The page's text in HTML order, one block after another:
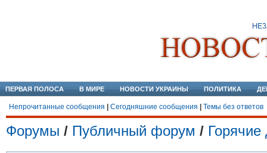
ПЕРВАЯ ПОЛОСА В МИРЕ НОВОСТИ УКРАИНЫ ПОЛИТИКА
Непрочитанные сообщения Сегодняшние сообщения Темы без ответов
Форумы / Публичный форум / Горячие